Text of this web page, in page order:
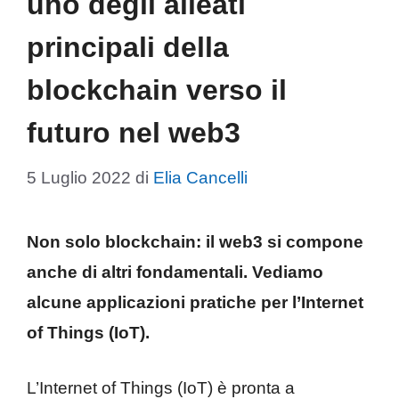
principali della
blockchain verso il
futuro nel web3
5 Luglio 2022 di Elia Cancelli
Non solo blockchain: il web3 si compone
anche di altri fondamentali. Vediamo
alcune applicazioni pratiche per l’Internet
of Things (IoT).
L’Internet of Things (IoT) è pronta a